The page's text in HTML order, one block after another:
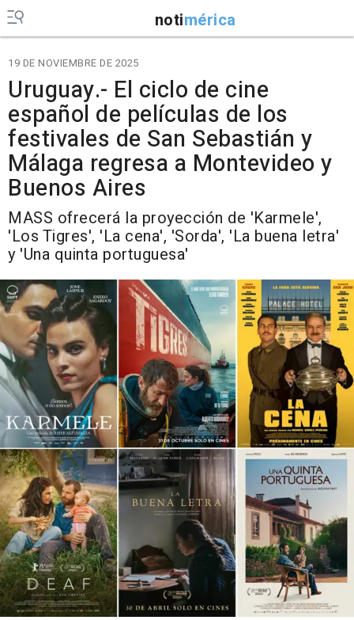
notimérica
19 DE NOVIEMBRE DE 2025
Uruguay.- El ciclo de cine
español de películas de los
festivales de San Sebastián y
Málaga regresa a Montevideo y
Buenos Aires
MASS ofrecerá la proyección de 'Karmele',
'Los Tigres', 'La cena', 'Sorda', 'La buena letra'
y 'Una quinta portuguesa'